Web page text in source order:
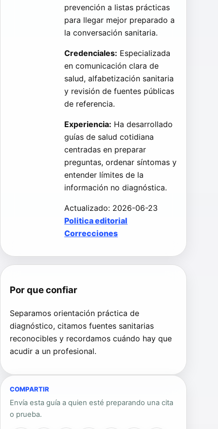
prevención a listas prácticas
para llegar mejor preparado a
la conversación sanitaria.
Credenciales: Especializada
en comunicación clara de
salud, alfabetización sanitaria
y revisión de fuentes públicas
de referencia.
Experiencia: Ha desarrollado
guías de salud cotidiana
centradas en preparar
preguntas, ordenar síntomas y
entender límites de la
información no diagnóstica.
Actualizado: 2026-06-23
Politica editorial
Correcciones
Por que confiar
Separamos orientación práctica de
diagnóstico, citamos fuentes sanitarias
reconocibles y recordamos cuándo hay que
acudir a un profesional.
COMPARTIR
Envía esta guía a quien esté preparando una cita
o prueba.